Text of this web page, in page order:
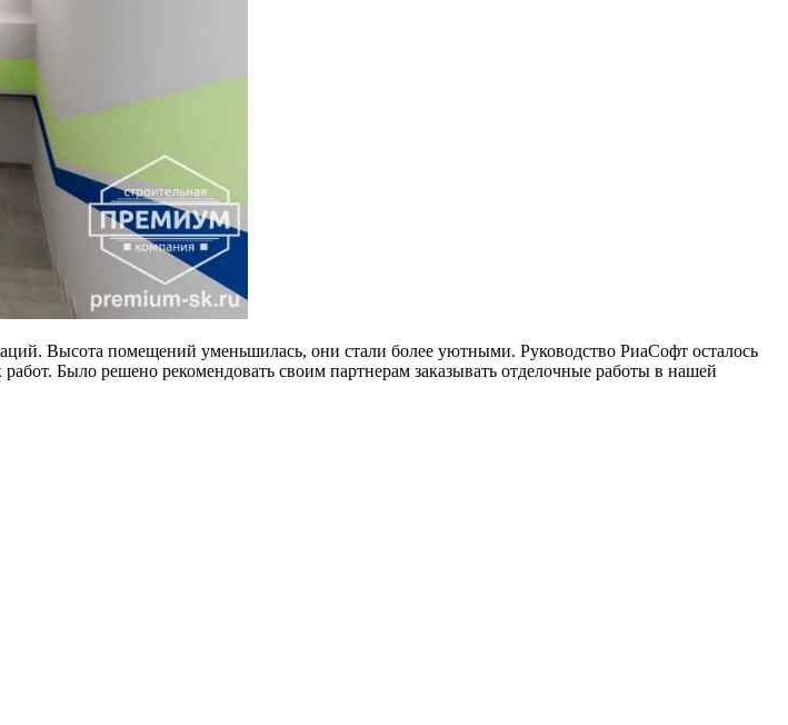
Высота помещений уменьшилась, они стали более уютными. Руководство РиаСофт осталось
Было решено рекомендовать своим партнерам заказывать отделочные работы в нашей